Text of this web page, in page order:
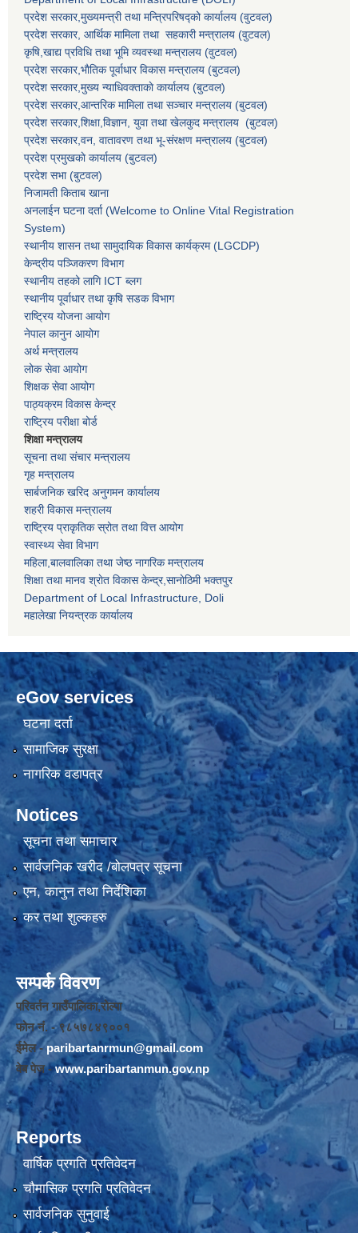
प्रदेश सरकार,मुख्यमन्त्री तथा मन्त्रिपरिषद्को कार्यालय (वुटवल)
प्रदेश सरकार, आर्थिक मामिला तथा सहकारी मन्त्रालय (वुटवल)
कृषि,खाद्य प्रविधि तथा भूमि व्यवस्था मन्त्रालय (वुटवल)
प्रदेश सरकार,भाैतिक पूर्वाधार विकास मन्त्रालय (बुटवल)
प्रदेश सरकार,मुख्य न्याधिवक्ताकाे कार्यालय (बुटवल)
प्रदेश सरकार,आन्तरिक मामिला तथा सञ्चार मन्त्रालय (बुटवल)
प्रदेश सरकार,शिक्षा,विज्ञान, युवा तथा खेलकुद मन्त्रालय (बुटवल)
प्रदेश सरकार,वन, वातावरण तथा भू-संरक्षण मन्त्रालय (बुटवल)
प्रदेश प्रमुखकाे कार्यालय (बुटवल)
प्रदेश सभा (बुटवल)
निजामती किताब खाना
अनलाईन घटना दर्ता (Welcome to Online Vital Registration
System)
स्थानीय शासन तथा सामुदायिक विकास कार्यक्रम (LGCDP)
केन्द्रीय पञ्जिकरण विभाग
स्थानीय तहको लागि ICT ब्लग
स्थानीय पूर्वाधार तथा कृषि सडक विभाग
राष्ट्रिय योजना आयोग
नेपाल कानुन आयोग
अर्थ मन्त्रालय
लोक सेवा आयोग
शिक्षक सेवा आयोग
पाठ्यक्रम विकास केन्द्र
राष्ट्रिय परीक्षा बोर्ड
शिक्षा मन्त्रालय
सूचना तथा संचार मन्त्रालय
गृह मन्त्रालय
सार्बजनिक खरिद अनुगमन कार्यालय
शहरी विकास मन्त्रालय
राष्ट्रिय प्राकृतिक स्रोत तथा वित्त आयोग
स्वास्थ्य सेवा विभाग
महिला,बालवालिका तथा जेष्ठ नागरिक मन्त्रालय
शिक्षा तथा मानव श्राेत विकास केन्द्र,सानाेठिमी भक्तपुर
Department of Local Infrastructure, Doli
महालेखा नियन्त्रक कार्यालय
eGov services
घटना दर्ता
सामाजिक सुरक्षा
नागरिक वडापत्र
Notices
सूचना तथा समाचार
सार्वजनिक खरीद /बोलपत्र सूचना
एन, कानुन तथा निर्देशिका
कर तथा शुल्कहरु
सम्पर्क विवरण
परिवर्तन गाउँपालिका,रोल्पा
फोन नंं. - ९८५७८४९००१
ईमेल -paribartanrmun@gmail.com
वेब पेज -www.paribartanmun.gov.np
Reports
वार्षिक प्रगति प्रतिवेदन
चौमासिक प्रगति प्रतिवेदन
सार्वजनिक सुनुवाई